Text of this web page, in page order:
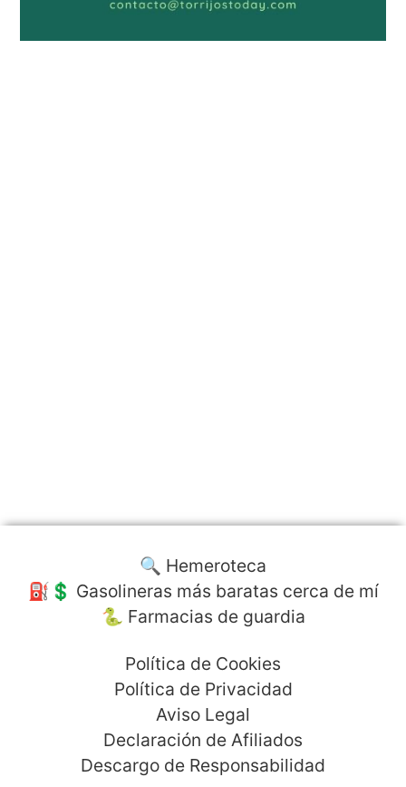
🔍 Hemeroteca
⛽️💲 Gasolineras más baratas cerca de mí
🐍 Farmacias de guardia
Política de Cookies
Política de Privacidad
Aviso Legal
Declaración de Afiliados
Descargo de Responsabilidad